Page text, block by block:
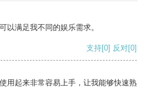
以满足我不同的娱乐需求。
支持[0] 反对[0]
用起来非常容易上手，让我能够快速熟